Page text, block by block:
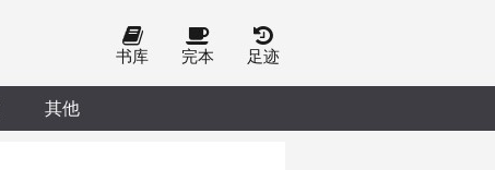
书库 完本 足迹
其他